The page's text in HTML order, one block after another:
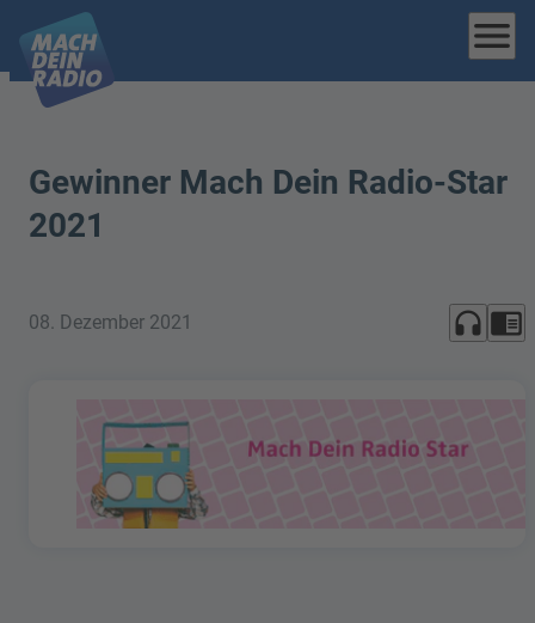
menu
Gewinner Mach Dein Radio-Star
2021
08. Dezember 2021 headphones chrome_reader_mode